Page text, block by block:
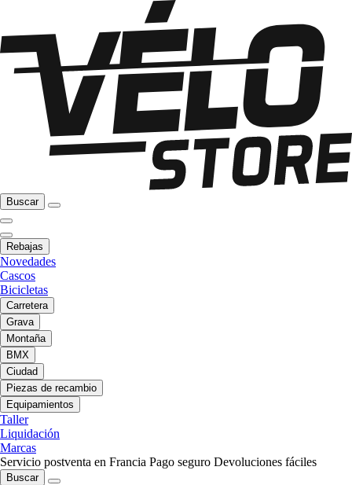
Buscar
Rebajas
Novedades
Cascos
Bicicletas
Carretera
Grava
Montaña
BMX
Ciudad
Piezas de recambio
Equipamientos
Taller
Liquidación
Marcas
Servicio postventa en Francia Pago seguro Devoluciones fáciles
Buscar